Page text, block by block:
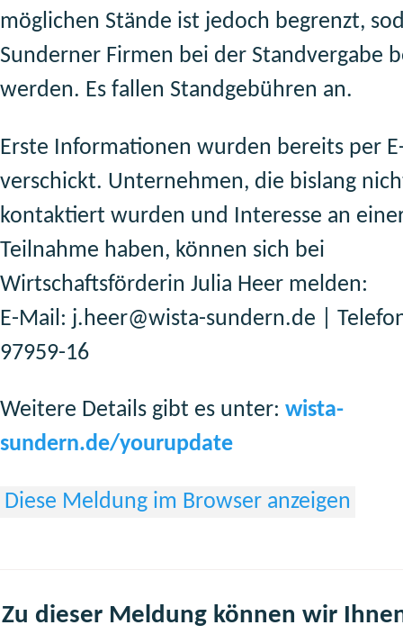
möglichen Stände ist jedoch begrenzt,
Sunderner Firmen bei der Standvergabe
werden. Es fallen Standgebühren an.
Erste Informationen wurden bereits per
verschickt. Unternehmen, die bislang
kontaktiert wurden und Interesse an
Teilnahme haben, können sich bei
Wirtschaftsförderin Julia Heer melden:
E-Mail: j.heer@wista-sundern.de |
97959-16
Weitere Details gibt es unter: wista-
sundern.de/yourupdate
Diese Meldung im Browser anzeigen
Zu dieser Meldung können wir